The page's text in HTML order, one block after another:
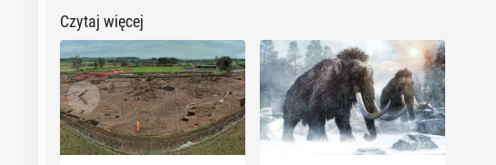
Czytaj więcej